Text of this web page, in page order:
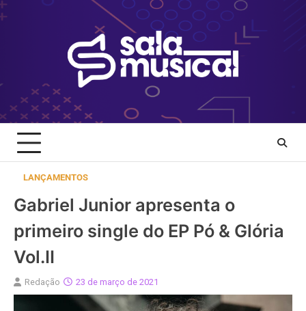
Skip
to
LANÇAMENTOS
Gabriel Junior apresenta o
primeiro single do EP Pó & Glória
Vol.II
Redação 23 de março de 2021